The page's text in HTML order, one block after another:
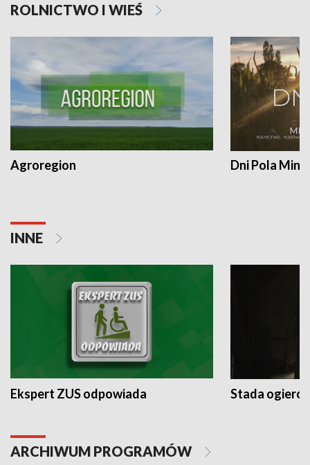
ROLNICTWO I WIEŚ
Agroregion Dni Pola
INNE
Ekspert ZUS odpowiada Stada
ARCHIWUM PROGRAMÓW